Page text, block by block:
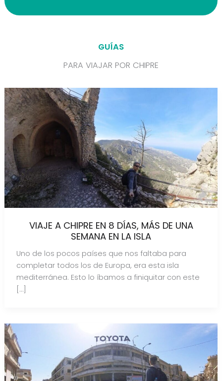
GUÍAS
PARA VIAJAR POR CHIPRE
VIAJE A CHIPRE EN 8 DÍAS, MÁS DE UNA
SEMANA EN LA ISLA
Uno de los pocos países que nos faltaba para
completar todos los de Europa, era esta isla
mediterránea. Esto lo íbamos a finiquitar con este
[…]